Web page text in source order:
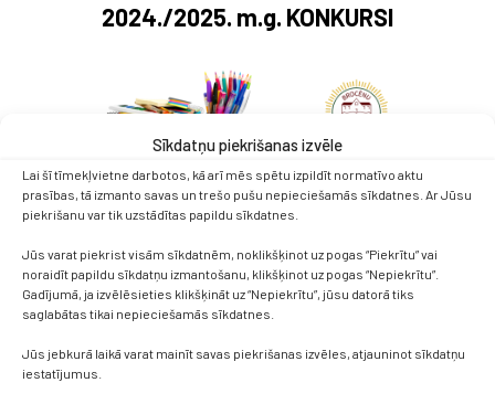
Sīkdatņu piekrišanas izvēle
Lai šī tīmekļvietne darbotos, kā arī mēs spētu izpildīt normatīvo aktu
prasības, tā izmanto savas un trešo pušu nepieciešamās sīkdatnes. Ar Jūsu
piekrišanu var tik uzstādītas papildu sīkdatnes.
Jūs varat piekrist visām sīkdatnēm, noklikšķinot uz pogas “Piekrītu” vai
noraidīt papildu sīkdatņu izmantošanu, klikšķinot uz pogas “Nepiekrītu”.
Gadījumā, ja izvēlēsieties klikšķināt uz “Nepiekrītu”, jūsu datorā tiks
saglabātas tikai nepieciešamās sīkdatnes.
Jūs jebkurā laikā varat mainīt savas piekrišanas izvēles, atjauninot sīkdatņu
iestatījumus.
2024./2025. m.g. KONKURSI
2023./2024. m.g.OLIMPIĀDES